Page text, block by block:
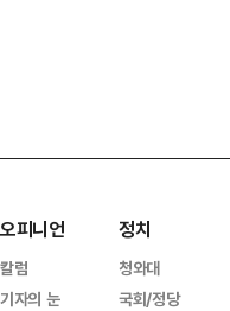
오피니언
칼럼
기자의 눈
정치
청와대
국회/정당